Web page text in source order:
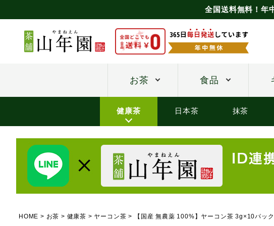
全国送料無料！年
お茶 食品
健康茶 日本茶 抹茶
HOME お茶 健康茶 ヤーコン茶 【国産 無農薬 100%】ヤーコン茶 3g×10パッ